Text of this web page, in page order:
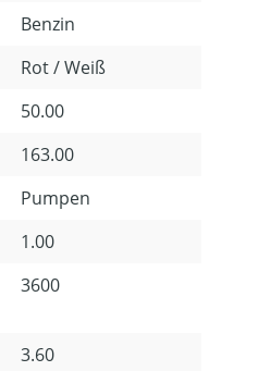
Benzin
Rot / Weiß
50.00
163.00
Pumpen
1.00
3600
3.60